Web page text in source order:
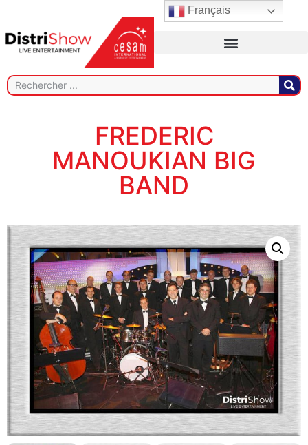
FREDERIC
MANOUKIAN BIG
BAND
Français